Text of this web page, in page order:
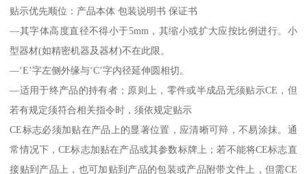
贴示优先顺位：产品本体 包装说明书 保证书
—其字体高度直径不得小于5mm，其缩小或扩大应按比例进行。小
型器材(如精密机器及器材)不在此限。
—‘E’字左侧外缘与‘C’字内径延伸圆相切。
—适用于终产品的持有者；原则上，零件或半成品无须贴示CE，但
若有规定须符合相关指令时，须依规定贴示
CE标志必须加贴在产品上的显著位置，应清晰可辩，不易涂抹。通
常情况下，CE标志加贴在产品或其参数标牌上；若不能将CE标志直
接贴到产品上，也可加贴到产品的包装或产品附带文件上，但需CE